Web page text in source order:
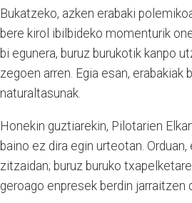
Bukatzeko, azken erabaki
bere kirol ibilbideko momenturik
bi egunera, buruz burukotik kanpo
zegoen arren. Egia esan, erabakiak
naturaltasunak.
Honekin guztiarekin, Pilotarien
baino ez dira egin urteotan.
zitzaidan; buruz buruko
geroago enpresek berdin jarraitzen